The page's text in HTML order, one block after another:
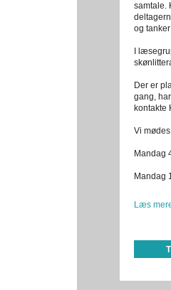
samtale.
og
I
Der er
gang,
kontakte
Vi
Mandag
Mandag
Læs